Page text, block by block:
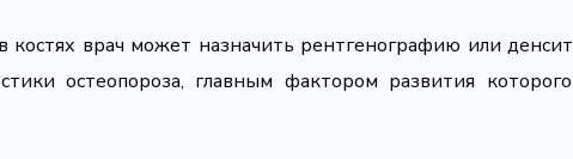
врач может назначить рентгенографию или
остеопороза, главным фактором развития которого